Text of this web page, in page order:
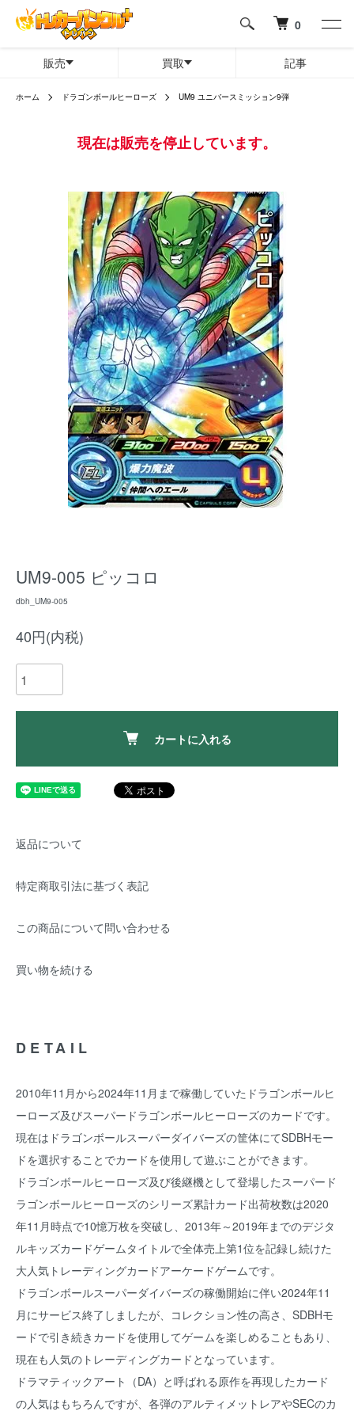
0
販売 買取 記事
ホーム ドラゴンボールヒーローズ UM9 ユニバースミッション9弾
現在は販売を停止しています。
UM9-005 ピッコロ
dbh_UM9-005
40円(内税)
カートに入れる
返品について
特定商取引法に基づく表記
この商品について問い合わせる
買い物を続ける
DETAIL
2010年11月から2024年11月まで稼働していたドラゴンボールヒ
ーローズ及びスーパードラゴンボールヒーローズのカードです。
現在はドラゴンボールスーパーダイバーズの筐体にてSDBHモー
ドを選択することでカードを使用して遊ぶことができます。
ドラゴンボールヒーローズ及び後継機として登場したスーパード
ラゴンボールヒーローズのシリーズ累計カード出荷枚数は2020
年11月時点で10憶万枚を突破し、2013年～2019年までのデジタ
ルキッズカードゲームタイトルで全体売上第1位を記録し続けた
大人気トレーディングカードアーケードゲームです。
ドラゴンボールスーパーダイバーズの稼働開始に伴い2024年11
月にサービス終了しましたが、コレクション性の高さ、SDBHモ
ードで引き続きカードを使用してゲームを楽しめることもあり、
現在も人気のトレーディングカードとなっています。
ドラマティックアート（DA）と呼ばれる原作を再現したカード
の人気はもちろんですが、各弾のアルティメットレアやSECのカ